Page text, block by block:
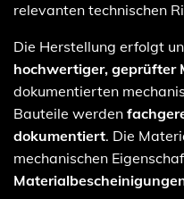
relevanten technischen
Die Herstellung erfolgt
hochwertiger, geprüfter
dokumentierten
Bauteile werden
dokumentiert. Die
mechanischen